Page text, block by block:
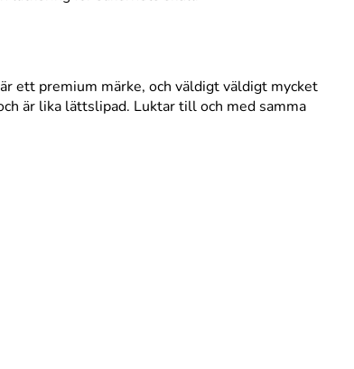
ett premium märke, och väldigt väldigt mycket
är lika lättslipad. Luktar till och med samma